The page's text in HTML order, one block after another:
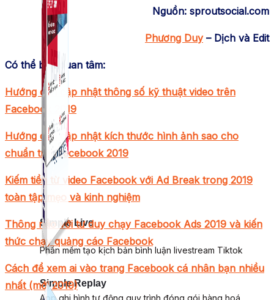
Simple Replay
App ghi hình tự động quy trình đóng gói hàng hoá
Simple Live
Phần mềm tạo kịch bản bình luận livestream Tiktok
Nguồn: sproutsocial.com
Phương Duy– Dịch và Edit
Có thể bạn quan tâm:
Hướng dẫn cập nhật thông số kỹ thuật video trên
Facebook 2019
Hướng dẫn cập nhật kích thước hình ảnh sao cho
chuẩn trên facebook 2019
Kiếm tiền từ video Facebook với Ad Break trong 2019
toàn tập mẹo và kinh nghiệm
Thông não với tư duy chạy Facebook Ads 2019 và kiến
thức chạy quảng cáo Facebook
Cách để xem ai vào trang Facebook cá nhân bạn nhiều
nhất (mới 2019)